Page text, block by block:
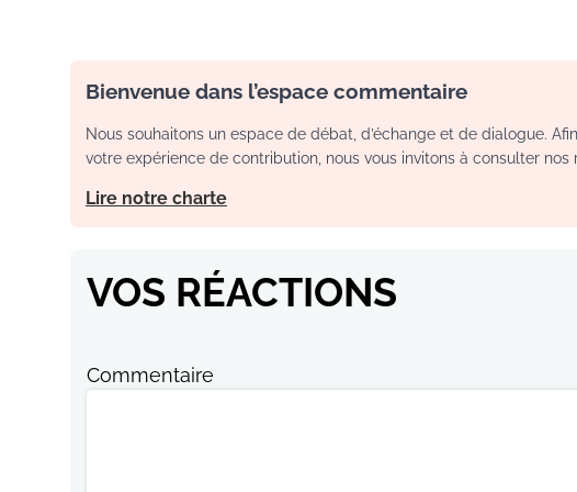
Bienvenue dans l’espace commentaire
Nous souhaitons un espace de débat, d’échange et de dialogue.
votre expérience de contribution, nous vous invitons à consulter nos
Lire notre charte
VOS RÉACTIONS
Commentaire